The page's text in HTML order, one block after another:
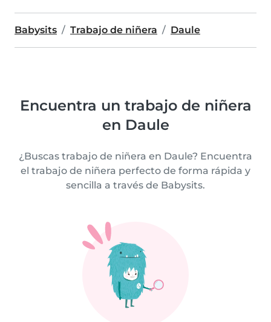
Babysits Trabajo de niñera Daule
Encuentra un trabajo de niñera
en Daule
¿Buscas trabajo de niñera en Daule? Encuentra
el trabajo de niñera perfecto de forma rápida y
sencilla a través de Babysits.